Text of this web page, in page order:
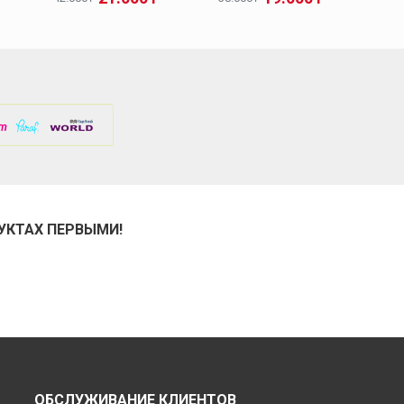
ПЕРВЫМИ!
ОБСЛУЖИВАНИЕ КЛИЕНТОВ